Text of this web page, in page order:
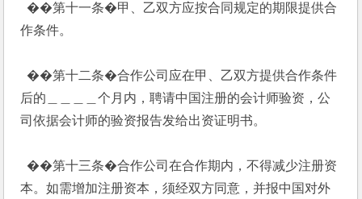
��第十一条�甲、乙双方应按合同规定的期限提供合
作条件。
��第十二条�合作公司应在甲、乙双方提供合作条件
后的＿＿＿＿个月内，聘请中国注册的会计师验资，公
司依据会计师的验资报告发给出资证明书。
��第十三条�合作公司在合作期内，不得减少注册资
本。如需增加注册资本，须经双方同意，并报中国对外